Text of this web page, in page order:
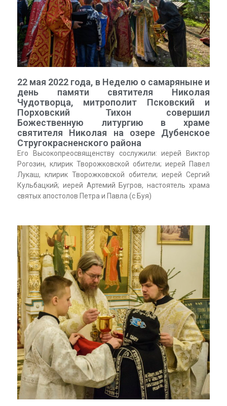
22 мая 2022 года, в Неделю о самаряныне и
день памяти святителя Николая
Чудотворца, митрополит Псковский и
Порховский Тихон совершил
Божественную литургию в храме
святителя Николая на озере Дубенское
Стругокрасненского района
Его Высокопреосвященству сослужили: иерей Виктор
Рогозин, клирик Творожковской обители; иерей Павел
Лукаш, клирик Творожковской обители; иерей Сергий
Кульбацкий; иерей Артемий Бугров, настоятель храма
святых апостолов Петра и Павла (с Буя)